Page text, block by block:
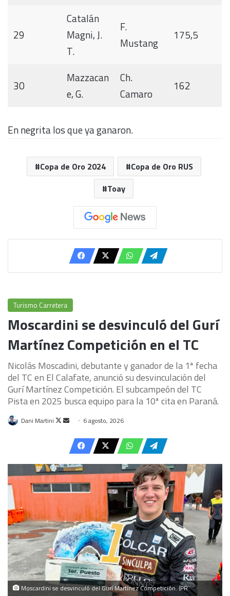
29
Catalán
Magni, J.
T.
F.
Mustang
175,5
30
Mazzacan
e, G.
Ch.
Camaro
162
En negrita los que ya ganaron.
Copa de Oro 2024
Copa de Oro RUS
Toay